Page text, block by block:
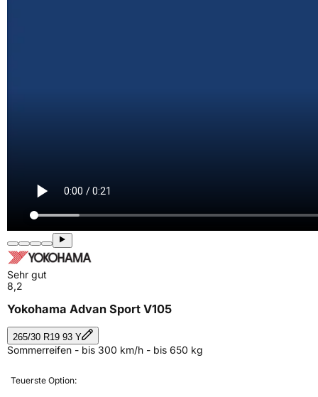
Sehr gut
8,2
Yokohama Advan Sport V105
265/30 R19 93 Y
Sommerreifen - bis 300 km/h - bis 650 kg
Teuerste Option: